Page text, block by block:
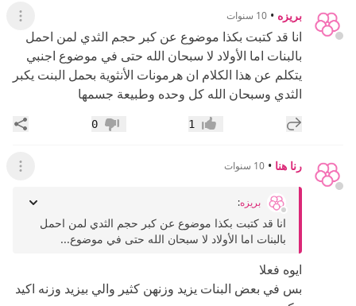
بريزه • 10 سنوات عرض
انا قد كتبت بكذا موضوع عن كبر حجم الثدي لمن احمل
بالبنات اما الأولاد لا سبحان الله حتى في موضوع اجنبي
يتكلم عن هذا الكلام ان هرمونات الأنثوية بحمل البنت يكبر
الثدي وسبحان الله كل وحده وطبيعة جسمها
إضافة رد جديد إعجاب1 عدم إعجاب
0
رنا هنا • 10 سنوات عرض
بريزه:
انا قد كتبت بكذا موضوع عن كبر حجم الثدي لمن احمل
بالبنات اما الأولاد لا سبحان الله حتى في موضوع...
ايوه فعلا
بس في بعض البنات يزيد وزنهن كثير والي بيزيد وزنه اكيد